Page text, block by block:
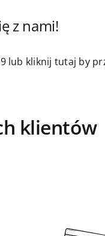
z nami!
lub kliknij tutaj by
klientów